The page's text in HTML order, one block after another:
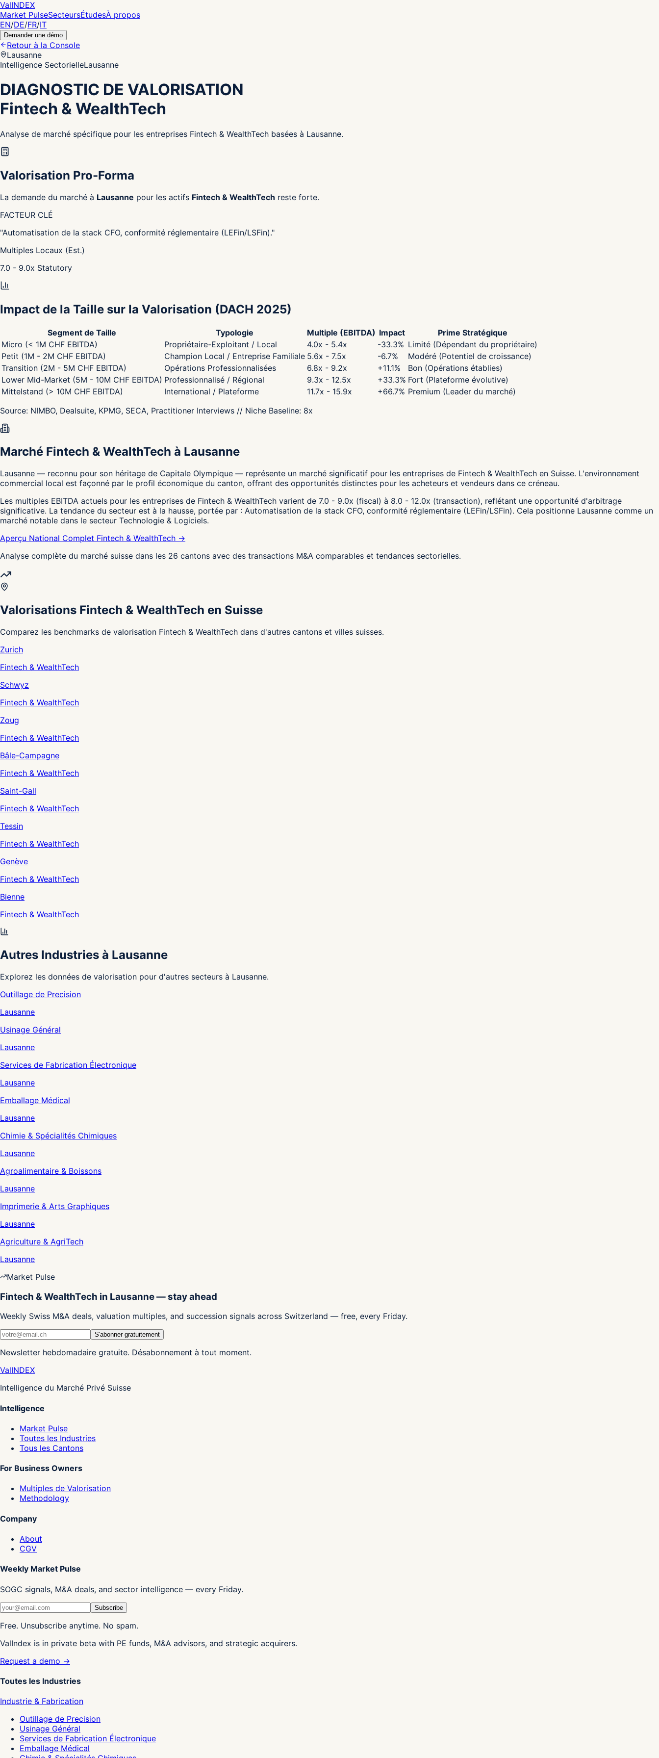
ValINDEX
Market PulseSecteursÉtudesÀ propos
EN/DE/FR/IT
Demander une démo
Retour à la Console
Lausanne
Intelligence SectorielleLausanne
DIAGNOSTIC DE VALORISATION
Fintech & WealthTech
Analyse de marché spécifique pour les entreprises Fintech & WealthTech basées à Lausanne.
Valorisation Pro-Forma
La demande du marché à Lausanne pour les actifs Fintech & WealthTech reste forte.
FACTEUR CLÉ
"Automatisation de la stack CFO, conformité réglementaire (LEFin/LSFin)."
Multiples Locaux (Est.)
7.0 - 9.0x Statutory
Impact de la Taille sur la Valorisation (DACH 2025)
Segment de Taille Typologie Multiple (EBITDA) Impact
Prime Stratégique
Micro (< 1M CHF EBITDA)
Propriétaire-Exploitant / Local 4.0x - 5.4x -33.3% Limité (Dépendant du propriétaire)
Petit (1M - 2M CHF EBITDA)
Champion Local / Entreprise Familiale 5.6x - 7.5x -6.7%
Modéré (Potentiel de croissance)
Transition (2M - 5M CHF EBITDA)
Opérations Professionnalisées 6.8x - 9.2x +11.1%
Bon (Opérations établies)
Lower Mid-Market (5M - 10M CHF EBITDA) Professionnalisé / Régional 9.3x - 12.5x +33.3% Fort (Plateforme évolutive)
Mittelstand (> 10M CHF EBITDA)
International / Plateforme 11.7x - 15.9x +66.7% Premium (Leader du marché)
Source: NIMBO, Dealsuite, KPMG, SECA, Practitioner Interviews // Niche Baseline: 8x
Marché Fintech & WealthTech à Lausanne
Lausanne — reconnu pour son héritage de Capitale Olympique — représente un marché significatif pour les entreprises de Fintech & WealthTech en Suisse. L'environnement
commercial local est façonné par le profil économique du canton, offrant des opportunités distinctes pour les acheteurs et vendeurs dans ce créneau.
Les multiples EBITDA actuels pour les entreprises de Fintech & WealthTech varient de 7.0 - 9.0x (fiscal) à 8.0 - 12.0x (transaction), reflétant une opportunité d'arbitrage
significative. La tendance du secteur est à la hausse, portée par : Automatisation de la stack CFO, conformité réglementaire (LEFin/LSFin). Cela positionne Lausanne comme un
marché notable dans le secteur Technologie & Logiciels.
Aperçu National Complet Fintech & WealthTech →
Analyse complète du marché suisse dans les 26 cantons avec des transactions M&A comparables et tendances sectorielles.
Valorisations Fintech & WealthTech en Suisse
Comparez les benchmarks de valorisation Fintech & WealthTech dans d'autres cantons et villes suisses.
Zurich
Fintech & WealthTech
Schwyz
Fintech & WealthTech
Zoug
Fintech & WealthTech
Bâle-Campagne
Fintech & WealthTech
Saint-Gall
Fintech & WealthTech
Tessin
Fintech & WealthTech
Genève
Fintech & WealthTech
Bienne
Fintech & WealthTech
Autres Industries à Lausanne
Explorez les données de valorisation pour d'autres secteurs à Lausanne.
Outillage de Precision
Lausanne
Usinage Général
Lausanne
Services de Fabrication Électronique
Lausanne
Emballage Médical
Lausanne
Chimie & Spécialités Chimiques
Lausanne
Agroalimentaire & Boissons
Lausanne
Imprimerie & Arts Graphiques
Lausanne
Agriculture & AgriTech
Lausanne
Market Pulse
Fintech & WealthTech in Lausanne — stay ahead
Weekly Swiss M&A deals, valuation multiples, and succession signals across Switzerland — free, every Friday.
S'abonner gratuitement
Newsletter hebdomadaire gratuite. Désabonnement à tout moment.
ValINDEX
Intelligence du Marché Privé Suisse
Intelligence
Market Pulse
Toutes les Industries
Tous les Cantons
For Business Owners
Multiples de Valorisation
Methodology
Company
About
CGV
Weekly Market Pulse
SOGC signals, M&A deals, and sector intelligence — every Friday.
Subscribe
Free. Unsubscribe anytime. No spam.
ValIndex is in private beta with PE funds, M&A advisors, and strategic acquirers.
Request a demo →
Toutes les Industries
Industrie & Fabrication
Outillage de Precision
Usinage Général
Services de Fabrication Électronique
Emballage Médical